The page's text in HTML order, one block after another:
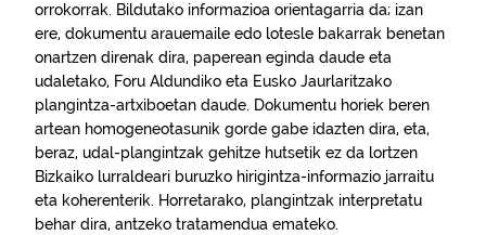
orrokorrak. Bildutako informazioa orientagarria da; izan
ere, dokumentu arauemaile edo lotesle bakarrak benetan
onartzen direnak dira, paperean eginda daude eta
udaletako, Foru Aldundiko eta Eusko Jaurlaritzako
plangintza-artxiboetan daude. Dokumentu horiek beren
artean homogeneotasunik gorde gabe idazten dira, eta,
beraz, udal-plangintzak gehitze hutsetik ez da lortzen
Bizkaiko lurraldeari buruzko hirigintza-informazio jarraitu
eta koherenterik. Horretarako, plangintzak interpretatu
behar dira, antzeko tratamendua emateko.